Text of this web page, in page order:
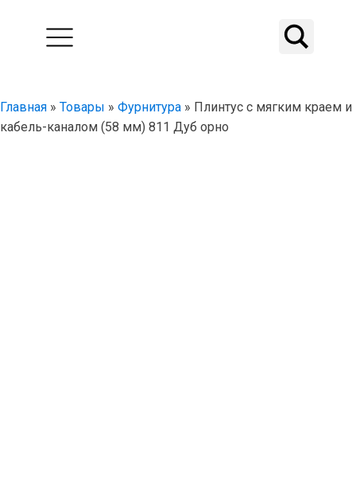
Главная » Товары » Фурнитура » Плинтус с мягким краем и
кабель-каналом (58 мм) 811 Дуб орно